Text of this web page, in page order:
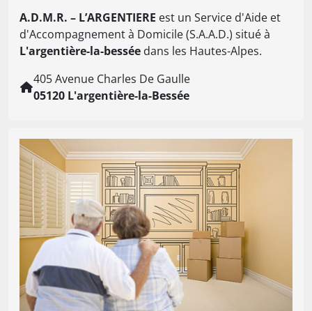
A.D.M.R. – L’ARGENTIERE est un Service d'Aide et
d'Accompagnement à Domicile (S.A.A.D.) situé à
L'argentière-la-bessée dans les Hautes-Alpes.
405 Avenue Charles De Gaulle
05120 L'argentière-la-Bessée